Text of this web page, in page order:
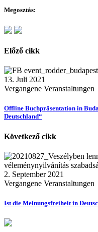
Megosztás:
Előző cikk
13. Juli 2021
Vergangene Veranstaltungen
Offline Buchpräsentation in
Deutschland“
Következő cikk
2. September 2021
Vergangene Veranstaltungen
Ist die Meinungsfreiheit in